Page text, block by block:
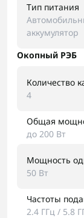
Тип питания
аккумулятор
Окопный РЭБ
Количество
4
Общая
до 200 Вт
Мощность
50 Вт
Частоты
2.4 ГГц / 5.8